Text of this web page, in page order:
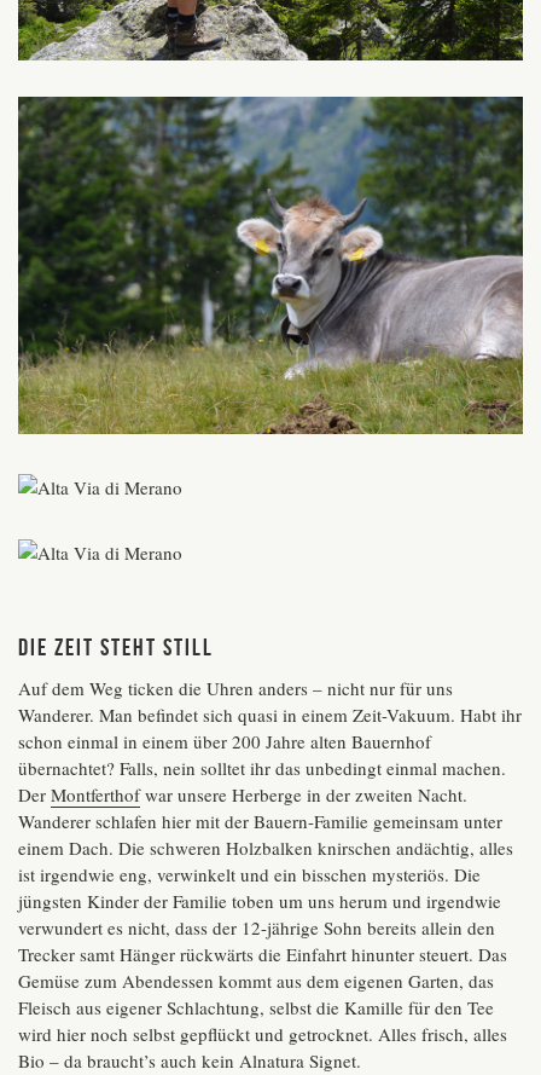
Die Zeit steht still
Auf dem Weg ticken die Uhren anders – nicht nur für uns
Wanderer. Man befindet sich quasi in einem Zeit-Vakuum. Habt ihr
schon einmal in einem über 200 Jahre alten Bauernhof
übernachtet? Falls, nein solltet ihr das unbedingt einmal machen.
Der Montferthofwar unsere Herberge in der zweiten Nacht.
Wanderer schlafen hier mit der Bauern-Familie gemeinsam unter
einem Dach. Die schweren Holzbalken knirschen andächtig, alles
ist irgendwie eng, verwinkelt und ein bisschen mysteriös. Die
jüngsten Kinder der Familie toben um uns herum und irgendwie
verwundert es nicht, dass der 12-jährige Sohn bereits allein den
Trecker samt Hänger rückwärts die Einfahrt hinunter steuert. Das
Gemüse zum Abendessen kommt aus dem eigenen Garten, das
Fleisch aus eigener Schlachtung, selbst die Kamille für den Tee
wird hier noch selbst gepflückt und getrocknet. Alles frisch, alles
Bio – da braucht’s auch kein Alnatura Signet.